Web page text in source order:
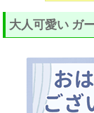
大人可愛い ガ